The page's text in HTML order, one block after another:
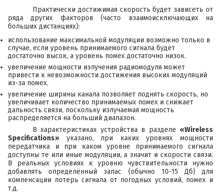
Практически достижимая скорость будет зависеть от
ряда других факторов (часто взаимоисключающих на
больших дистанциях):
использование максимальной модуляции возможно только в
случае, если уровень принимаемого сигнала будет
достаточно высок, а уровень помех достаточно низок.
увеличение мощности излучения радиомодуля может
привести к невозможности достижения высоких модуляций
из-за помех.
увеличение ширины канала позволяет поднять скорость, но
увеличивает количество принимаемых помех и снижает
дальность связи, поскольку излучаемая мощность
распределяется на больший диапазон.
В характеристиках устройства в разделе «Wireless
Specifications» указано, при каких уровнях мощности
передатчика и при каком уровне принимаемого сигнала
доступны те или иные модуляции, а значит и скорости связи.
В реальных условиях к уровню чувствительности нужно
добавлять определённый запас (обычно 10-15 Дб) для
компенсации потерь сигнала от погодных условий, помех и
т.д.